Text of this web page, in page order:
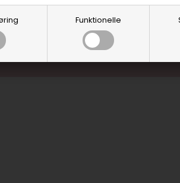
Funktionelle